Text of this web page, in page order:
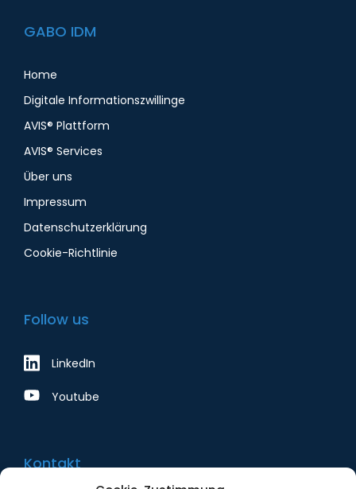
GABO IDM
Home
Digitale Informationszwillinge
AVIS® Plattform
AVIS® Services
Über uns
Impressum
Datenschutzerklärung
Cookie-Richtlinie
Follow us
LinkedIn
Youtube
Kontakt